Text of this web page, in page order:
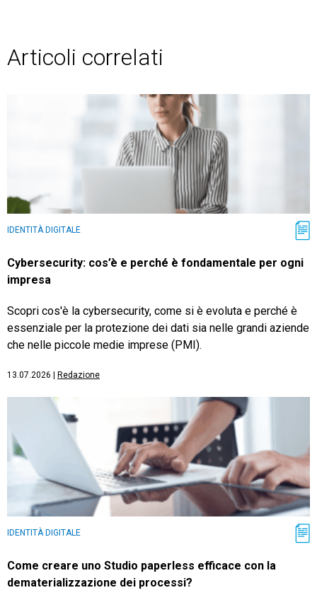
Articoli correlati
IDENTITÀ DIGITALE
Cybersecurity: cos’è e perché è fondamentale per ogni
impresa
Scopri cos'è la cybersecurity, come si è evoluta e perché è
essenziale per la protezione dei dati sia nelle grandi aziende
che nelle piccole medie imprese (PMI).
13.07.2026 | Redazione
IDENTITÀ DIGITALE
Come creare uno Studio paperless efficace con la
dematerializzazione dei processi?